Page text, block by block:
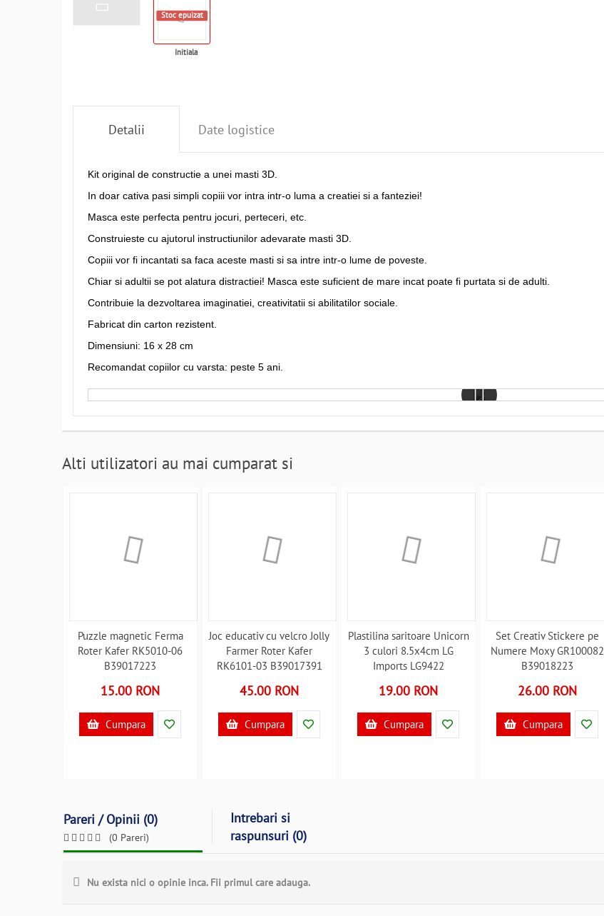
Stoc epuizat
Initiala
Detalii Date logistice
Kit original de constructie a unei masti 3D.
In doar cativa pasi simpli copiii vor intra intr-o luma a creatiei si a fanteziei!
Masca este perfecta pentru jocuri, perteceri, etc.
Construieste cu ajutorul instructiunilor adevarate masti 3D.
Copiii vor fi incantati sa faca aceste masti si sa intre intr-o lume de poveste.
Chiar si adultii se pot alatura distractiei! Masca este suficient de mare incat poate fi purtata si de adulti.
Contribuie la dezvoltarea imaginatiei, creativitatii si abilitatilor sociale.
Fabricat din carton rezistent.
Dimensiuni: 16 x 28 cm
Recomandat copiilor cu varsta: peste 5 ani.
Alti utilizatori au mai cumparat si
Puzzle magnetic Ferma
Roter Kafer RK5010-06
B39017223
15.00 RON
Cumpara
Joc educativ cu velcro Jolly
Farmer Roter Kafer
RK6101-03 B39017391
45.00 RON
Cumpara
Plastilina saritoare Unicorn
3 culori 8.5x4cm LG
Imports LG9422
19.00 RON
Cumpara
Set Creativ Stickere pe
Numere Moxy GR100082
B39018223
26.00 RON
Cumpara
Pareri / Opinii (0)
(0 Pareri)
Intrebari si
raspunsuri (0)
Nu exista nici o opinie inca. Fii primul care adauga.